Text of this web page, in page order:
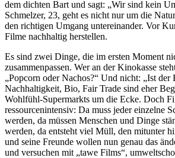
dem dichten Bart und sagt: „Wir sind kein
Schmelzer, 23, geht es nicht nur um die
den richtigen Umgang untereinander. Vor
Filme nachhaltig herstellen.
Es sind zwei Dinge, die im ersten Moment
zusammenpassen. Wer an der Kinokasse
„Popcorn oder Nachos?“ Und nicht: „Ist
Nachhaltigkeit, Bio, Fair Trade sind eher
Wohlfühl-Supermarkts um die Ecke. Doch
ressourcenintensiv: Da muss jeder einzelne
werden, da müssen Menschen und Dinge
werden, da entsteht viel Müll, den mitunter
und seine Freunde wollen nun genau das
und versuchen mit „tawe Films“,